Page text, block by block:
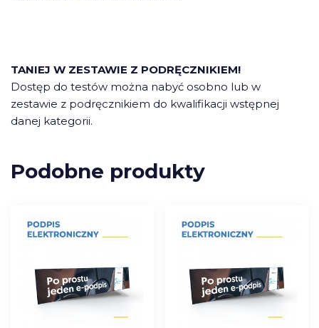
TANIEJ W ZESTAWIE Z PODRĘCZNIKIEM!
Dostęp do testów można nabyć osobno lub w
zestawie z podręcznikiem do kwalifikacji wstępnej
danej kategorii.
Podobne produkty